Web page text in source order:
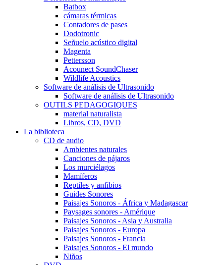
Batbox
cámaras térmicas
Contadores de pases
Dodotronic
Señuelo acústico digital
Magenta
Pettersson
Acounect SoundChaser
Wildlife Acoustics
Software de análisis de Ultrasonido
Software de análisis de Ultrasonido
OUTILS PEDAGOGIQUES
material naturalista
Libros, CD, DVD
La biblioteca
CD de audio
Ambientes naturales
Canciones de pájaros
Los murciélagos
Mamíferos
Reptiles y anfibios
Guides Sonores
Paisajes Sonoros - África y Madagascar
Paysages sonores - Amérique
Paisajes Sonoros - Asia y Australia
Paisajes Sonoros - Europa
Paisajes Sonoros - Francia
Paisajes Sonoros - El mundo
Niños